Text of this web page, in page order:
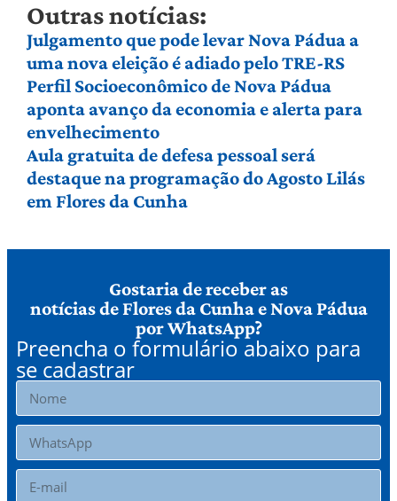
Outras notícias:
Julgamento que pode levar Nova Pádua a
uma nova eleição é adiado pelo TRE-RS
Perfil Socioeconômico de Nova Pádua
aponta avanço da economia e alerta para
envelhecimento
Aula gratuita de defesa pessoal será
destaque na programação do Agosto Lilás
em Flores da Cunha
Gostaria de receber as
notícias de Flores da Cunha e Nova Pádua
por WhatsApp?
Preencha o formulário abaixo para
se cadastrar